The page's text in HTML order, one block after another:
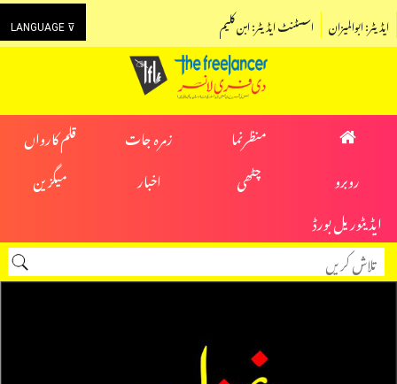
LANGUAGE ⊽ اسسٹنٹ ایڈیٹر: ابن کلیم ایڈیٹر: ابوالمیزان
منظرنما زمرہ جات
قلم کارواں
روبرو
چٹھی اخبار
میگزین
ایڈیٹوریل بورڈ